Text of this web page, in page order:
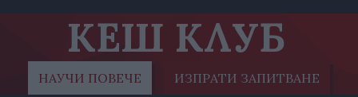
КЕШ КЛУБ
НАУЧИ ПОВЕЧЕ ИЗПРАТИ ЗАПИТВАНЕ